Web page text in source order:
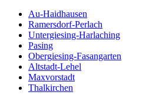
Au-Haidhausen
Ramersdorf-Perlach
Untergiesing-Harlaching
Pasing
Obergiesing-Fasangarten
Altstadt-Lehel
Maxvorstadt
Thalkirchen